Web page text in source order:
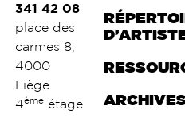
341 42 08
place des
carmes 8,
4000
Liège
4èmeétage